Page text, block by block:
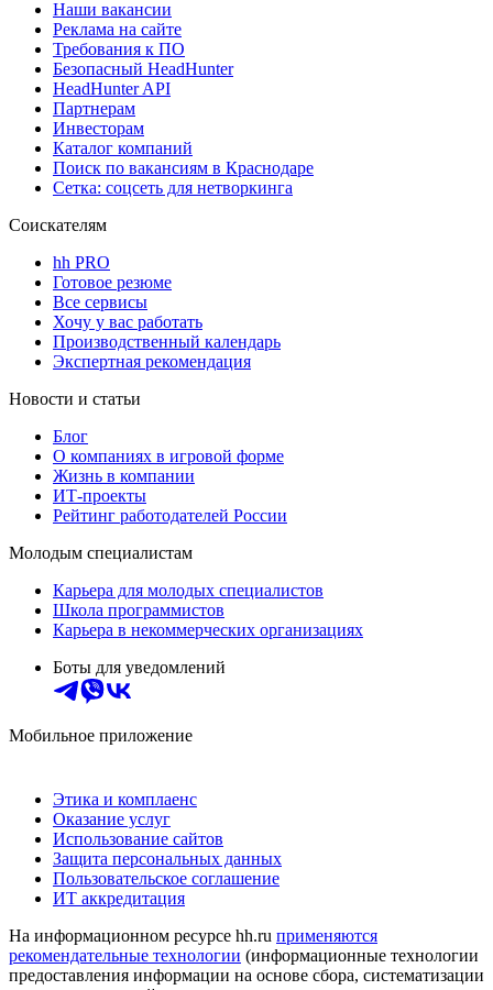
Наши вакансии
Реклама на сайте
Требования к ПО
Безопасный HeadHunter
HeadHunter API
Партнерам
Инвесторам
Каталог компаний
Поиск по вакансиям в Краснодаре
Сетка: соцсеть для нетворкинга
Соискателям
hh PRO
Готовое резюме
Все сервисы
Хочу у вас работать
Производственный календарь
Экспертная рекомендация
Новости и статьи
Блог
О компаниях в игровой форме
Жизнь в компании
ИТ-проекты
Рейтинг работодателей России
Молодым специалистам
Карьера для молодых специалистов
Школа программистов
Карьера в некоммерческих организациях
Боты для уведомлений
Мобильное приложение
Этика и комплаенс
Оказание услуг
Использование сайтов
Защита персональных данных
Пользовательское соглашение
ИТ аккредитация
На информационном ресурсе hh.ru применяются
рекомендательные технологии (информационные технологии
предоставления информации на основе сбора, систематизации